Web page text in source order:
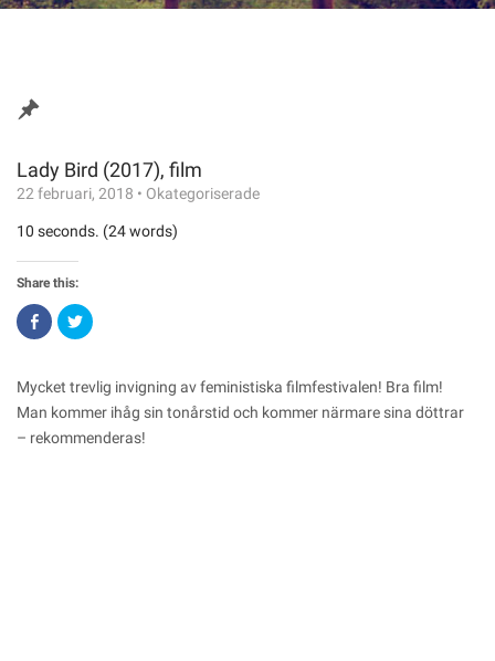
Lady Bird (2017), film
22 februari, 2018 • Okategoriserade
10 seconds. (24 words)
Share this:
Click
to
share
(Opens
in
new
Click
to
(Opens
in
new
window)
Mycket trevlig invigning av feministiska filmfestivalen! Bra film!
Man kommer ihåg sin tonårstid och kommer närmare sina döttrar
– rekommenderas!